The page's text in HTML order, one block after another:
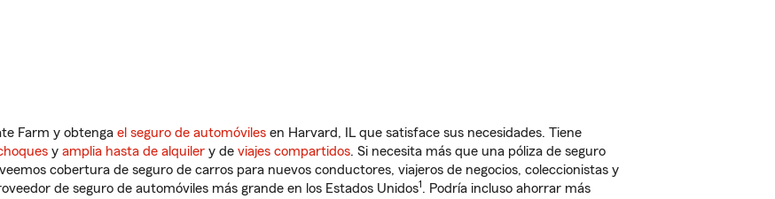
Farm y obtenga el seguro de automóviles en Harvard, IL que satisface sus necesidades. Tiene
y amplia hasta de alquiler y de viajes compartidos. Si necesita más que una póliza de seguro
cobertura de seguro de carros para nuevos conductores, viajeros de negocios, coleccionistas y
de seguro de automóviles más grande en los Estados Unidos1. Podría incluso ahorrar más